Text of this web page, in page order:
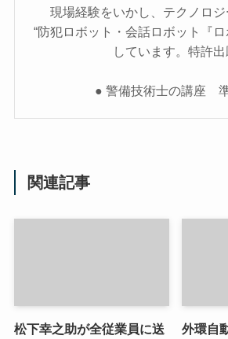
現場経験をいかし、テクノロ
“防犯ロボット・会話ロボット『
しています。特許
● 警備技術士の講座
関連記事
松下幸之助が全従業員に送
外環自